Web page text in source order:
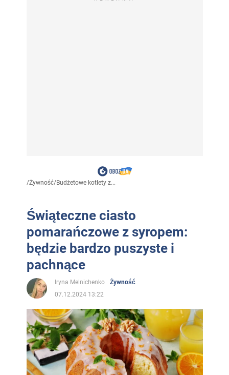
/Żywność/Budżetowe kotlety z...
Świąteczne ciasto
pomarańczowe z syropem:
będzie bardzo puszyste i
pachnące
Iryna Melnichenko
Żywność
07.12.2024 13:22